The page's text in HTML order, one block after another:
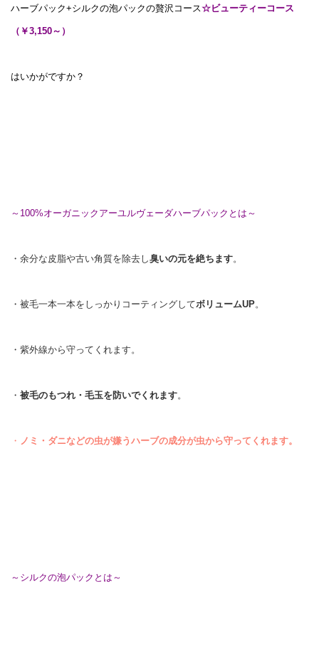
ハーブパック+シルクの泡パックの贅沢コース☆ビューティーコース
（￥3,150～）
はいかがですか？
～100%オーガニックアーユルヴェーダハーブパックとは～
・余分な皮脂や古い角質を除去し臭いの元を絶ちます。
・被毛一本一本をしっかりコーティングしてボリュームUP。
・紫外線から守ってくれます。
・ 被毛のもつれ・毛玉を防いでくれます。
・ ノミ・ダニなどの虫が嫌うハーブの成分が虫から守ってくれます。
～シルクの泡パックとは～